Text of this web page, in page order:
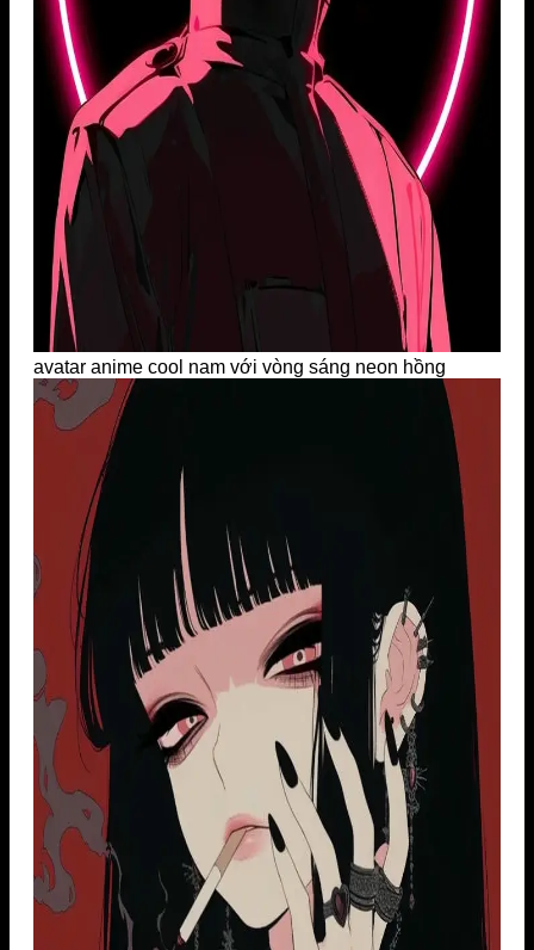
avatar anime cool nam với vòng sáng neon hồng